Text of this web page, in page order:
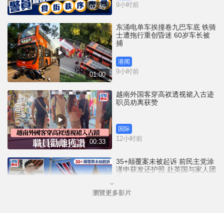
02:45 9小时前
01:00
东涌电单车挨撞卷九巴车底 铁骑
士遭拖行重创昏迷 60岁车长被
捕
港闻
9小时前
00:33
越南外国客穿高衩透视裙入古迹
职员劝离获赞
国际
12小时前
35+颠覆案未被起诉 前民主党涂
谨申获发还护照 赴英国与家人团
港闻
瀏覽更多影片